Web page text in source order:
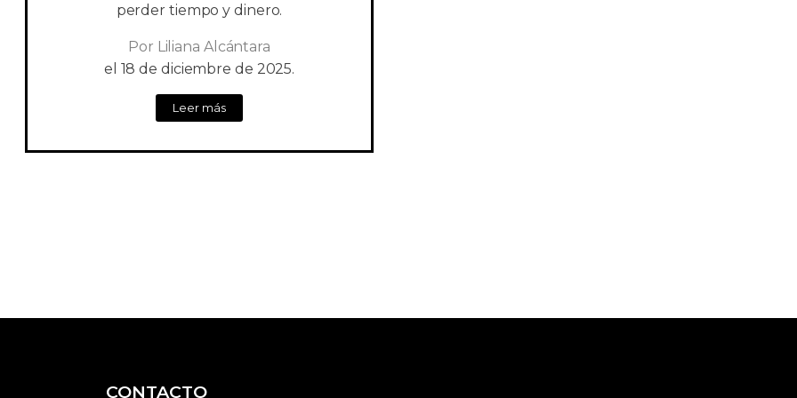
perder tiempo y dinero.
Por Liliana Alcántara
el 18 de diciembre de 2025.
Leer más
CONTACTO